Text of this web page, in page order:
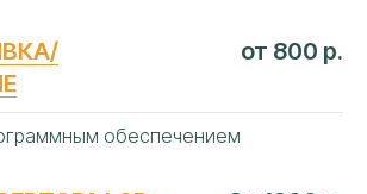
от 800 р.
обеспечением
оригинальные
оборудование
исертификация